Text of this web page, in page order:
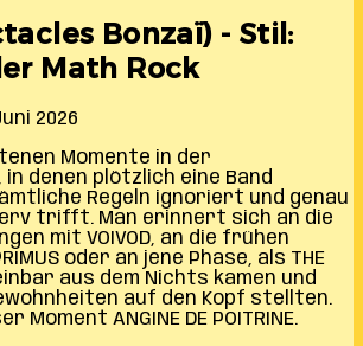
Bonzaï) - Stil:
Math Rock
2026
Momente in der
denen plötzlich eine Band
Regeln ignoriert und genau
trifft. Man erinnert sich an die
mit VOIVOD, an die frühen
oder an jene Phase, als THE
aus dem Nichts kamen und
auf den Kopf stellten.
Moment ANGINE DE POITRINE.